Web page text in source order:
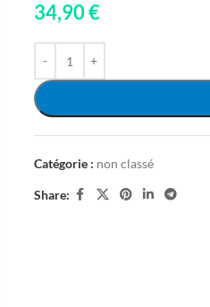
34,90€
Catégorie : non classé
Share: